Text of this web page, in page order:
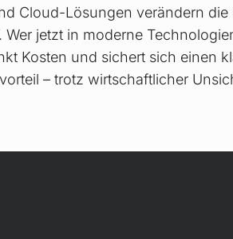
Cloud-Lösungen verändern die
Wer jetzt in moderne
Kosten und sichert sich einen
– trotz wirtschaftlicher